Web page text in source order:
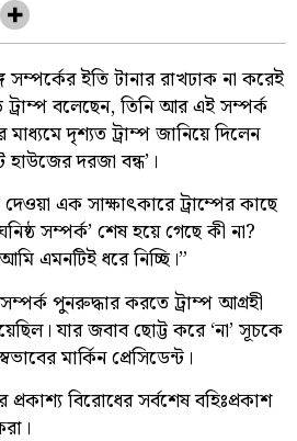
সম্পর্কের ইতি টানার রাখঢাক না করেই
ট্রাম্প বলেছেন, তিনি আর এই সম্পর্ক
দৃশ্যত ট্রাম্প জানিয়ে দিলেন
হাউজের দরজা বন্ধ’।
এক সাক্ষাৎকারে ট্রাম্পের কাছে
সম্পর্ক’ শেষ হয়ে গেছে কী না?
এমনটিই ধরে নিচ্ছি।”
পুনরুদ্ধার করতে ট্রাম্প আগ্রহী
যার জবাব ছোট্ট করে ‘না’ সূচকে
মার্কিন প্রেসিডেন্ট।
প্রকাশ্য বিরোধের সর্বশেষ বহিঃপ্রকাশ